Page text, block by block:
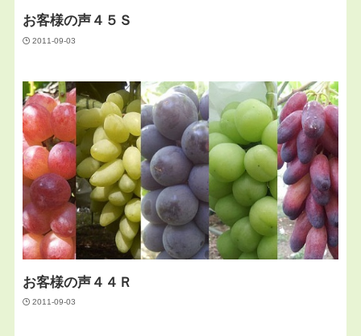
お客様の声４５Ｓ
2011-09-03
お客様の声４４Ｒ
2011-09-03